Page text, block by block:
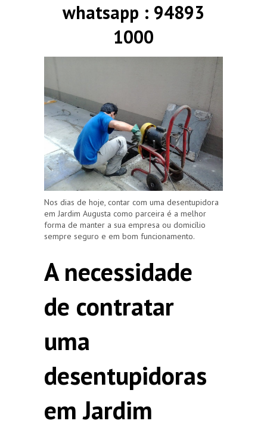
whatsapp : 94893
1000
Nos dias de hoje, contar com uma desentupidora
em Jardim Augusta como parceira é a melhor
forma de manter a sua empresa ou domicílio
sempre seguro e em bom funcionamento.
A necessidade
de contratar
uma
desentupidoras
em Jardim